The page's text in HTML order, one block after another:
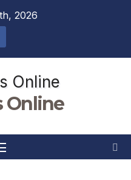
2026
Online